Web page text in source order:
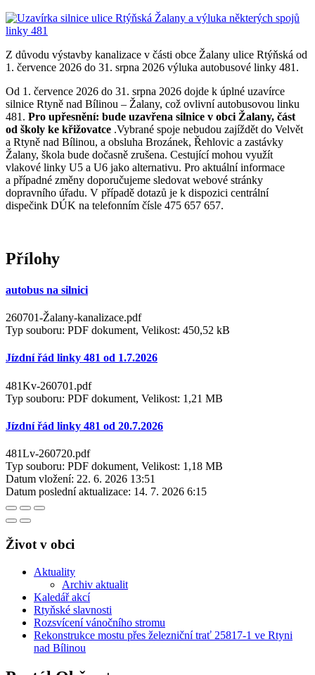
Z důvodu výstavby kanalizace v části obce Žalany ulice Rtýňská od
1. července 2026 do 31. srpna 2026 výluka autobusové linky 481.
Od 1. července 2026 do 31. srpna 2026 dojde k úplné uzavírce
silnice Rtyně nad Bílinou – Žalany, což ovlivní autobusovou linku
481. Pro upřesnění: bude uzavřena silnice v obci Žalany, část
od školy ke křižovatce .Vybrané spoje nebudou zajíždět do Velvět
a Rtyně nad Bílinou, a obsluha Brozánek, Řehlovic a zastávky
Žalany, škola bude dočasně zrušena. Cestující mohou využít
vlakové linky U5 a U6 jako alternativu. Pro aktuální informace
a případné změny doporučujeme sledovat webové stránky
dopravního úřadu. V případě dotazů je k dispozici centrální
dispečink DÚK na telefonním čísle 475 657 657.
Přílohy
autobus na silnici
260701-Žalany-kanalizace.pdf
Typ souboru: PDF dokument, Velikost: 450,52 kB
Jízdní řád linky 481 od 1.7.2026
481Kv-260701.pdf
Typ souboru: PDF dokument, Velikost: 1,21 MB
Jízdní řád linky 481 od 20.7.2026
481Lv-260720.pdf
Typ souboru: PDF dokument, Velikost: 1,18 MB
Datum vložení: 22. 6. 2026 13:51
Datum poslední aktualizace: 14. 7. 2026 6:15
Život v obci
Aktuality
Archiv aktualit
Kaledář akcí
Rtyňské slavnosti
Rozsvícení vánočního stromu
Rekonstrukce mostu přes železniční trať 25817-1 ve Rtyni
nad Bílinou